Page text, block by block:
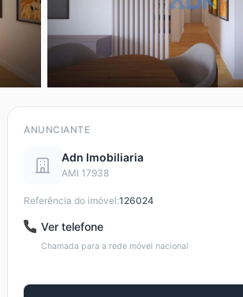
ANUNCIANTE
Adn Imobiliaria
AMI 17938
Referência do imóvel:126024
Ver telefone
Chamada para a rede móvel nacional